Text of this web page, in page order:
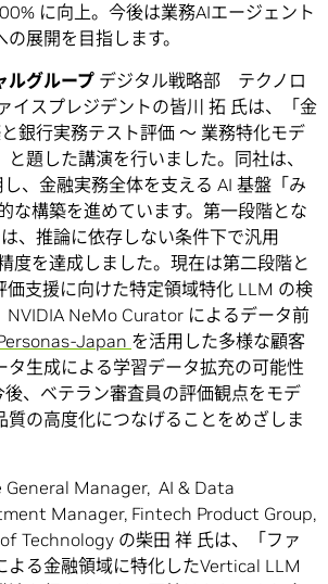
に向上。今後は業務AIエージェント
展開を目指します。
ルグループ デジタル戦略部 テクノロ
イスプレジデントの皆川 拓 氏は、「金
銀行実務テスト評価 〜 業務特化モデ
題した講演を行いました。同社は、
し、金融実務全体を支える AI 基盤「み
な構築を進めています。第一段階とな
、推論に依存しない条件下で汎用
度を達成しました。現在は第二段階と
価支援に向けた特定領域特化 LLM の検
NVIDIA NeMo Curator によるデータ前
Japan を活用した多様な顧客
タ生成による学習データ拡充の可能性
後、ベテラン審査員の評価観点をモデ
質の高度化につなげることをめざしま
General Manager, AI & Data
Manager, Fintech Product Group,
Technology の柴田 祥 氏は、「ファ
よる金融領域に特化したVertical LLM